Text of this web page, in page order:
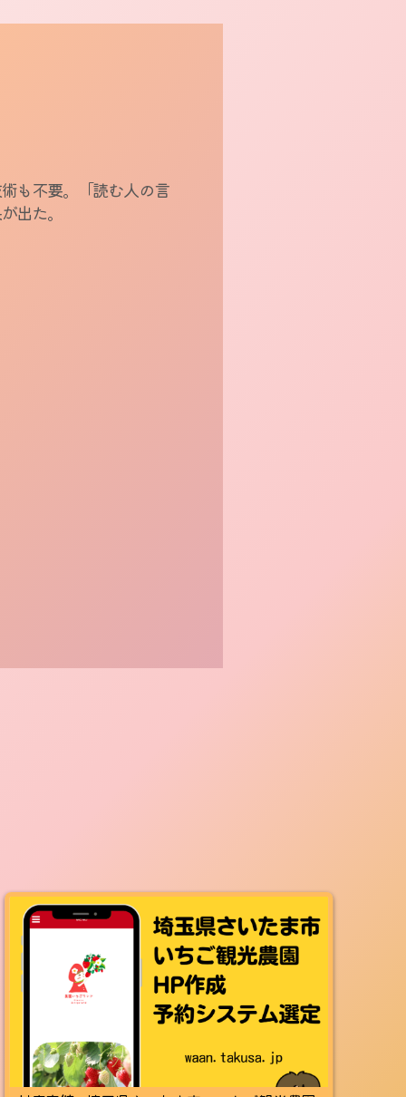
も不要。「読む人の言
出た。